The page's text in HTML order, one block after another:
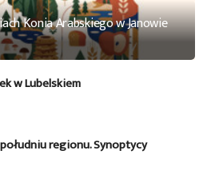
Konia Arabskiego w Janowie
w Lubelskiem
regionu. Synoptycy